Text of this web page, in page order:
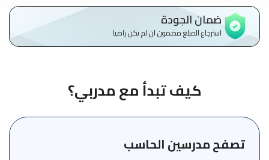
نحن
الشروط
والأحكام
الأساسية
للمنصة
ضمان الجودة
استرجاع المبلغ مضمون ان لم تكن راضيا
كيف تبدأ مع مدربي؟
تصفح مدرسين الحاسب